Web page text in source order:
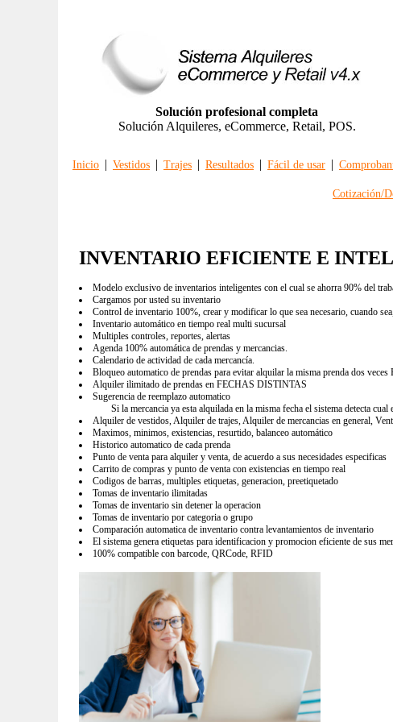
Solución profesional completa
Solución Alquileres, eCommerce, Retail, POS.
Inicio | Vestidos | Trajes | Resultados | Fácil de usar |
Cotización/
INVENTARIO EFICIENTE E
Modelo exclusivo de inventarios inteligentes con el cual se ahorra 90% del
Cargamos por usted su inventario
Control de inventario 100%, crear y modificar lo que sea necesario, cuando
Inventario automático en tiempo real multi sucursal
Multiples controles, reportes, alertas
Agenda 100% automática de prendas y mercancias.
Calendario de actividad de cada mercancía.
Bloqueo automatico de prendas para evitar alquilar la misma prenda dos
Alquiler ilimitado de prendas en FECHAS DISTINTAS
Sugerencia de reemplazo automatico
Si la mercancia ya esta alquilada en la misma fecha el sistema detecta cual
Alquiler de vestidos, Alquiler de trajes, Alquiler de mercancias en general,
Maximos, minimos, existencias, resurtido, balanceo automático
Historico automatico de cada prenda
Punto de venta para alquiler y venta, de acuerdo a sus necesidades especificas
Carrito de compras y punto de venta con existencias en tiempo real
Codigos de barras, multiples etiquetas, generacion, preetiquetado
Tomas de inventario ilimitadas
Tomas de inventario sin detener la operacion
Tomas de inventario por categoria o grupo
Comparación automatica de inventario contra levantamientos de inventario
El sistema genera etiquetas para identificacion y promocion eficiente de sus
100% compatible con barcode, QRCode, RFID